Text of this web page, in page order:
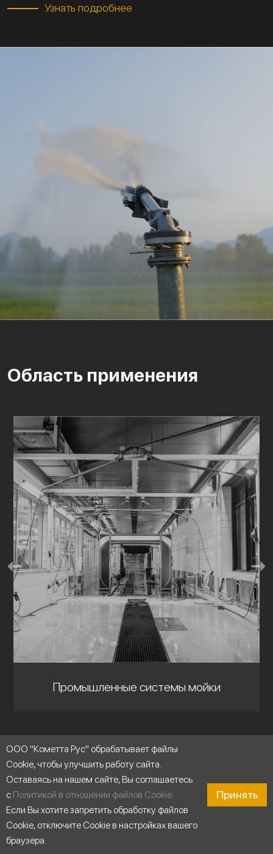
Узнать подробнее
Область применения
Промышленные системы мойки
ООО "Кометта Рус" обрабатывает файлы
Cookie, чтобы улучшить работу сайта.
Оставаясь на нашем сайте, Вы соглашаетесь
с Политикой в отношении файлов Cookie.
Если Вы хотите запретить обработку файлов
Cookie, отключите Cookie в настройках вашего
браузера.
Принять